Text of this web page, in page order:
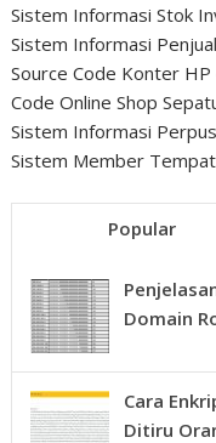
Sistem Informasi Stok
Sistem Informasi
Source Code Konter
Code Online Shop
Sistem Informasi
Sistem Member
Popular
Domain
Cara
Ditiru